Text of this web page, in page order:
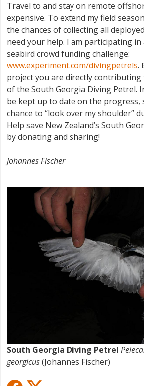
Travel to and stay on remote
expensive. To extend my field
the chances of collecting all
need your help. I am participating
seabird crowd funding challenge:
www.experiment.com/divingpetrels.
project you are directly
of the South Georgia Diving Petrel.
be kept up to date on the progress,
chance to “look over my shoulder”
Help save New Zealand’s South
by donating and sharing!
Johannes Fischer
South Georgia Diving Petrel
georgicus(Johannes Fischer)